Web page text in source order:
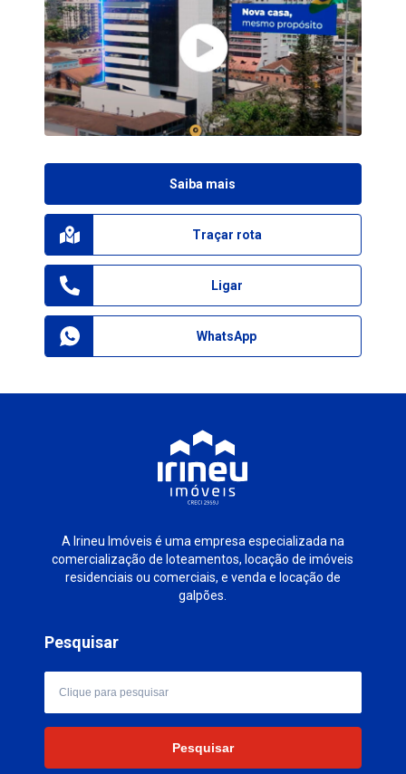
Saiba mais
Traçar rota
Ligar
WhatsApp
A Irineu Imóveis é uma empresa especializada na
comercialização de loteamentos, locação de imóveis
residenciais ou comerciais, e venda e locação de
galpões.
Pesquisar